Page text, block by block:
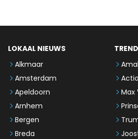
LOKAAL NIEUWS
Alkmaar
Amsterdam
Apeldoorn
Arnhem
Bergen
Breda
Max